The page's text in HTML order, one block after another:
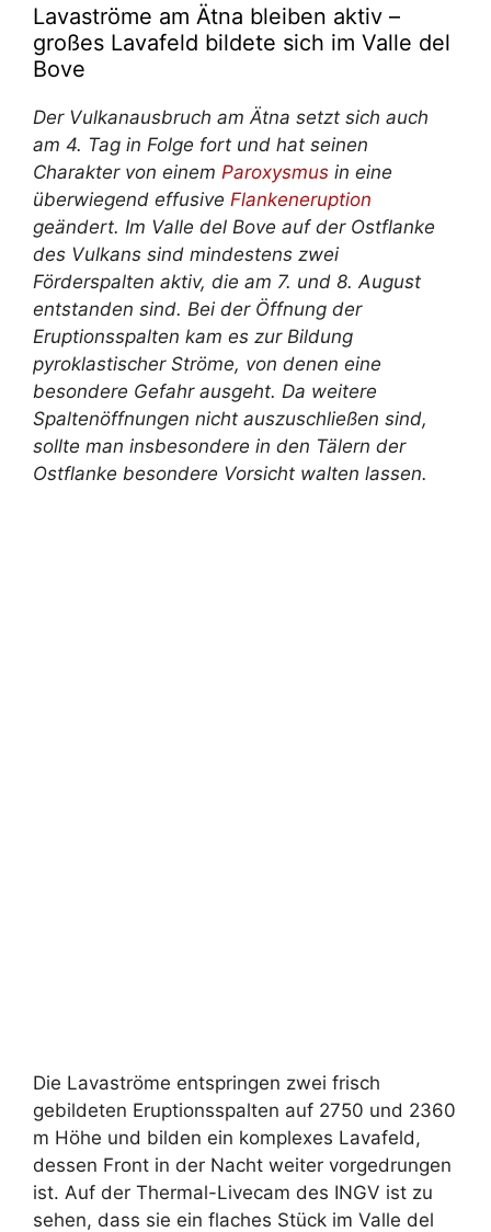
Lavaströme am Ätna bleiben aktiv –
großes Lavafeld bildete sich im Valle del
Bove
Der Vulkanausbruch am Ätna setzt sich auch
am 4. Tag in Folge fort und hat seinen
Charakter von einem Paroxysmus in eine
überwiegend effusive Flankeneruption
geändert. Im Valle del Bove auf der Ostflanke
des Vulkans sind mindestens zwei
Förderspalten aktiv, die am 7. und 8. August
entstanden sind. Bei der Öffnung der
Eruptionsspalten kam es zur Bildung
pyroklastischer Ströme, von denen eine
besondere Gefahr ausgeht. Da weitere
Spaltenöffnungen nicht auszuschließen sind,
sollte man insbesondere in den Tälern der
Ostflanke besondere Vorsicht walten lassen.
Die Lavaströme entspringen zwei frisch
gebildeten Eruptionsspalten auf 2750 und 2360
m Höhe und bilden ein komplexes Lavafeld,
dessen Front in der Nacht weiter vorgedrungen
ist. Auf der Thermal-Livecam des INGV ist zu
sehen, dass sie ein flaches Stück im Valle del